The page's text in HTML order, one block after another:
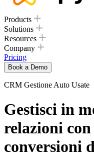
Products
Solutions
Resources
Company
Pricing
Book a Demo
CRM Gestione Auto Usate
Gestisci in
relazioni
conversioni